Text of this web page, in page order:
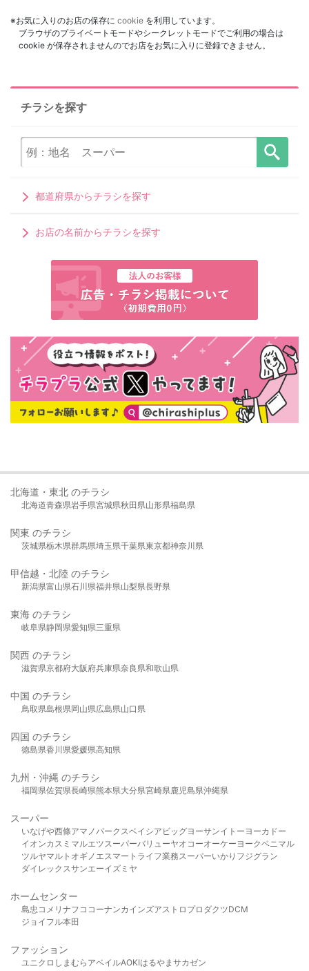
※お気に入りのお店の保存に cookie を利用しています。
ブラウザのプライベートモードやシークレットモードでご利用の場合は
cookie が保存されませんのでお店をお気に入りに登録できません。
チラシを探す
都道府県からチラシを探す
お店の名前からチラシを探す
北海道・東北 のチラシ
北海道青森県岩手県宮城県秋田県山形県福島県
関東 のチラシ
茨城県栃木県群馬県埼玉県千葉県東京都神奈川県
甲信越・北陸 のチラシ
新潟県富山県石川県福井県山梨県長野県
東海 のチラシ
岐阜県静岡県愛知県三重県
関西 のチラシ
滋賀県京都府大阪府兵庫県奈良県和歌山県
中国 のチラシ
鳥取県島根県岡山県広島県山口県
四国 のチラシ
徳島県香川県愛媛県高知県
九州・沖縄 のチラシ
福岡県佐賀県長崎県熊本県大分県宮崎県鹿児島県沖縄県
スーパー
いなげや西條アマノパークスベイシア ビッグヨーサンイトーヨーカドー
イオンカスミ マルエツスーパーバリューヤオコーオーケー ヨークベニマル
ツルヤマルト オギノ エスマート ライフ業務スーパーいかり フジグラン
ダイレックスサンエーイズミヤ
ホームセンター
島忠 コメリ ナフコ コーナンカインズアストロプロダクツDCM
ジョイフル本田
ファッション
ユニクロ しまむら アベイルAOKIはるやま サカゼン